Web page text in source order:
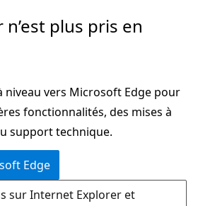
plus pris en
niveau vers Microsoft Edge pour
fonctionnalités, des mises à
support technique.
Edge
sur Internet Explorer et